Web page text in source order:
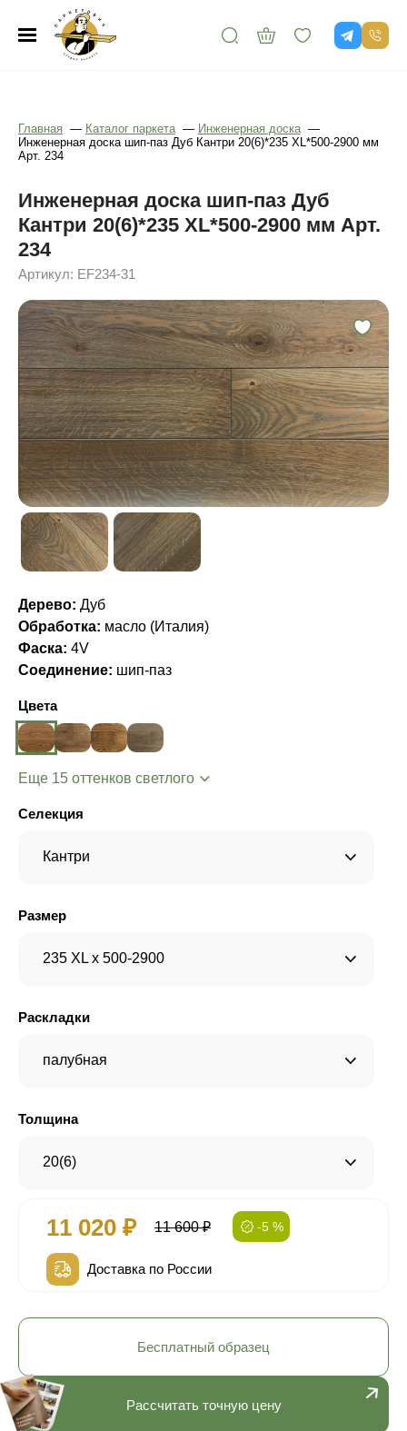
Главная — Каталог паркета — Инженерная доска —
Инженерная доска шип-паз Дуб Кантри 20(6)*235 XL*500-2900 мм
Арт. 234
Инженерная доска шип-паз Дуб
Кантри 20(6)*235 XL*500-2900 мм Арт.
234
Артикул: EF234-31
Дерево: Дуб
Обработка: масло (Италия)
Фаска: 4V
Соединение: шип-паз
Цвета
Еще 15 оттенков светлого
Селекция
Кантри
Размер
235 XL x 500-2900
Раскладки
палубная
Толщина
20(6)
11 020 ₽ 11 600 ₽ -5 %
Доставка по России
Рассчитать точную цену
Бесплатный образец